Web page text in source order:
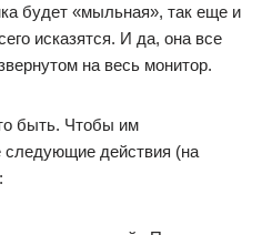
будет «мыльная», так еще и
исказятся. И да, она все
на весь монитор.
быть. Чтобы им
следующие действия (на